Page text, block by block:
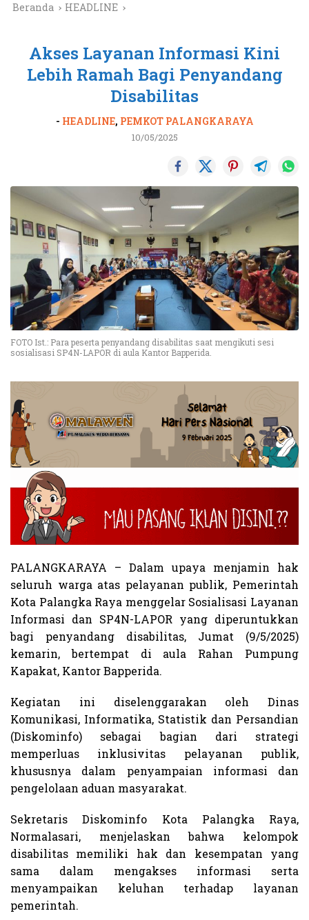
Beranda HEADLINE
Akses Layanan Informasi Kini
Lebih Ramah Bagi Penyandang
Disabilitas
- HEADLINE, PEMKOT PALANGKARAYA
10/05/2025
FOTO Ist.: Para peserta penyandang disabilitas saat mengikuti sesi
sosialisasi SP4N-LAPOR di aula Kantor Bapperida.
PALANGKARAYA – Dalam upaya menjamin hak
seluruh warga atas pelayanan publik, Pemerintah
Kota Palangka Raya menggelar Sosialisasi Layanan
Informasi dan SP4N-LAPOR yang diperuntukkan
bagi penyandang disabilitas, Jumat (9/5/2025)
kemarin, bertempat di aula Rahan Pumpung
Kapakat, Kantor Bapperida.
Kegiatan ini diselenggarakan oleh Dinas
Komunikasi, Informatika, Statistik dan Persandian
(Diskominfo) sebagai bagian dari strategi
memperluas inklusivitas pelayanan publik,
khususnya dalam penyampaian informasi dan
pengelolaan aduan masyarakat.
Sekretaris Diskominfo Kota Palangka Raya,
Normalasari, menjelaskan bahwa kelompok
disabilitas memiliki hak dan kesempatan yang
sama dalam mengakses informasi serta
menyampaikan keluhan terhadap layanan
pemerintah.